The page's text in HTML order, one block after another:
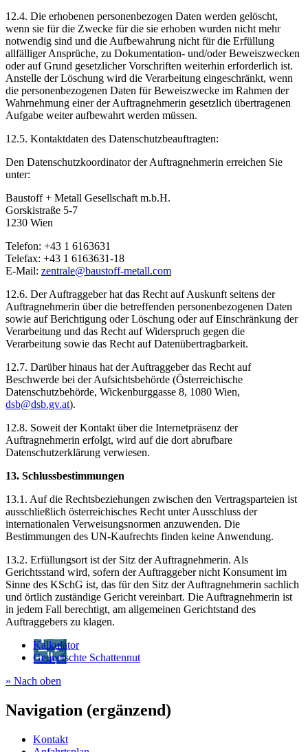
12.4. Die erhobenen personenbezogen Daten werden gelöscht,
wenn sie für die Zwecke für die sie erhoben wurden nicht mehr
notwendig sind und die Aufbewahrung nicht für die Erfüllung
allfälliger Ansprüche, zu Dokumentation- und/oder Beweiszwecken
oder auf Grund gesetzlicher Vorschriften weiterhin erforderlich ist.
Anstelle der Löschung wird die Verarbeitung eingeschränkt, wenn
die personenbezogenen Daten für Beweiszwecke im Rahmen der
Wahrnehmung einer der Auftragnehmerin gesetzlich übertragenen
Aufgabe weiter aufbewahrt werden müssen.
12.5. Kontaktdaten des Datenschutzbeauftragten:
Den Datenschutzkoordinator der Auftragnehmerin erreichen Sie
unter:
Baustoff + Metall Gesellschaft m.b.H.
Gorskistraße 5-7
1230 Wien
Telefon: +43 1 6163631
Telefax: +43 1 6163631-18
E-Mail: zentrale@baustoff-metall.com
12.6. Der Auftraggeber hat das Recht auf Auskunft seitens der
Auftragnehmerin über die betreffenden personenbezogenen Daten
sowie auf Berichtigung oder Löschung oder auf Einschränkung der
Verarbeitung und das Recht auf Widerspruch gegen die
Verarbeitung sowie das Recht auf Datenübertragbarkeit.
12.7. Darüber hinaus hat der Auftraggeber das Recht auf
Beschwerde bei der Aufsichtsbehörde (Österreichische
Datenschutzbehörde, Wickenburggasse 8, 1080 Wien,
dsb@dsb.gv.at).
12.8. Soweit der Kontakt über die Internetpräsenz der
Auftragnehmerin erfolgt, wird auf die dort abrufbare
Datenschutzerklärung verwiesen.
13. Schlussbestimmungen
13.1. Auf die Rechtsbeziehungen zwischen den Vertragsparteien ist
ausschließlich österreichisches Recht unter Ausschluss der
internationalen Verweisungsnormen anzuwenden. Die
Bestimmungen des UN-Kaufrechts finden keine Anwendung.
13.2. Erfüllungsort ist der Sitz der Auftragnehmerin. Als
Gerichtsstand wird, sofern der Auftraggeber nicht Konsument im
Sinne des KSchG ist, das für den Sitz der Auftragnehmerin sachlich
und örtlich zuständige Gericht vereinbart. Die Auftragnehmerin ist
in jedem Fall berechtigt, am allgemeinen Gerichtstand des
Auftraggebers zu klagen.
Kalkulator
Gequetschte Schattennut
» Nach oben
Navigation (ergänzend)
Kontakt